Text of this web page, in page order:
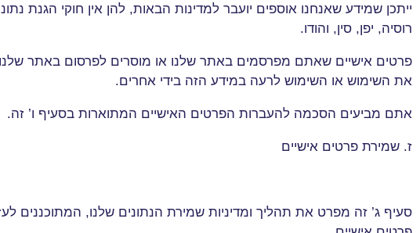
ייתכן שמידע שאנחנו אוספים יועבר למדינות הבאות, להן אין חוקי הגנת
רוסיה, יפן, סין, והודו.
פרטים אישיים שאתם מפרסמים באתר שלנו או מוסרים לפרסום באתר שלנו
את השימוש או השימוש לרעה במידע הזה בידי אחרים.
אתם מביעים הסכמה להעברות הפרטים האישיים המתוארות בסעיף ו’ זה.
ז. שמירת פרטים אישיים
סעיף ג’ זה מפרט את תהליך ומדיניות שמירת הנתונים שלנו, המתוכננים